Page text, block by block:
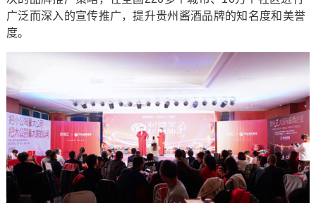
广泛而深入的宣传推广，提升贵州酱酒品牌的知名度和美誉
度。